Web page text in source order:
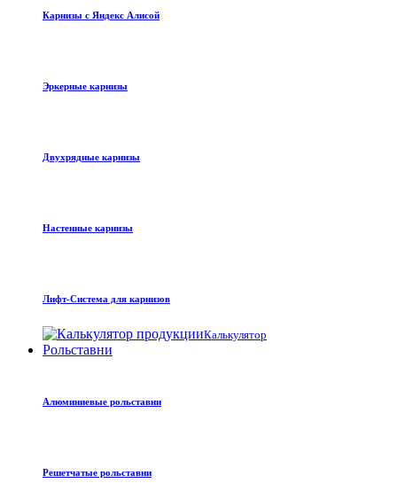
Карнизы с Яндекс Алисой
Эркерные карнизы
Двухрядные карнизы
Настенные карнизы
Лифт-Система для карнизов
Калькулятор
Рольставни
Алюминиевые рольставни
Решетчатые рольставни